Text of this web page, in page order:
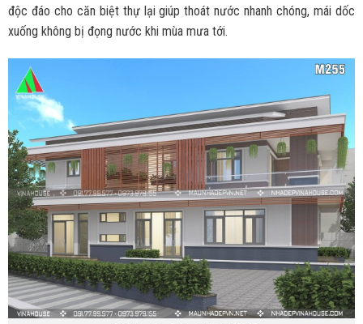
độc đáo cho căn biệt thự lại giúp thoát nước nhanh chóng, mái dốc
xuống không bị đọng nước khi mùa mưa tới.